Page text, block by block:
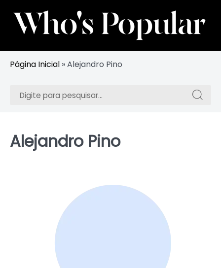
content
Whos Popular
Acompanhe Celebridades e Influenciadores em Alta
Página Inicial »Alejandro Pino
Procurar:
Alejandro Pino